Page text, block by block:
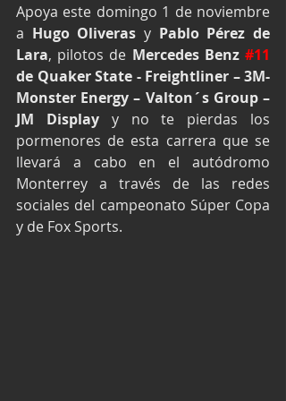
Apoya este domingo 1 de noviembre
a Hugo Oliveras y Pablo Pérez de
Lara, pilotos de Mercedes Benz #11
de Quaker State - Freightliner – 3M-
Monster Energy – Valton´s Group –
JM Display y no te pierdas los
pormenores de esta carrera que se
llevará a cabo en el autódromo
Monterrey a través de las redes
sociales del campeonato Súper Copa
y de Fox Sports.